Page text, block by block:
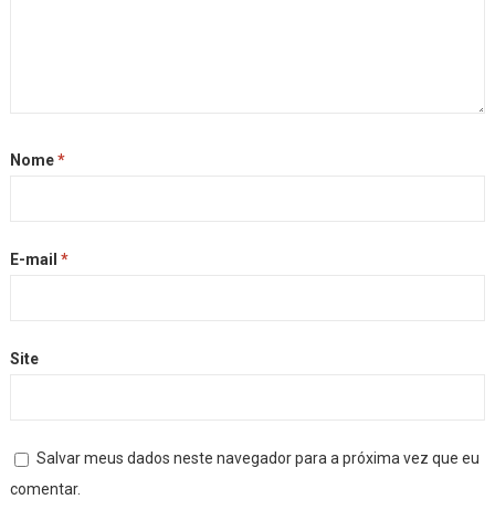
Nome*
E-mail *
Site
Salvar meus dados neste navegador para a próxima vez que eu
comentar.